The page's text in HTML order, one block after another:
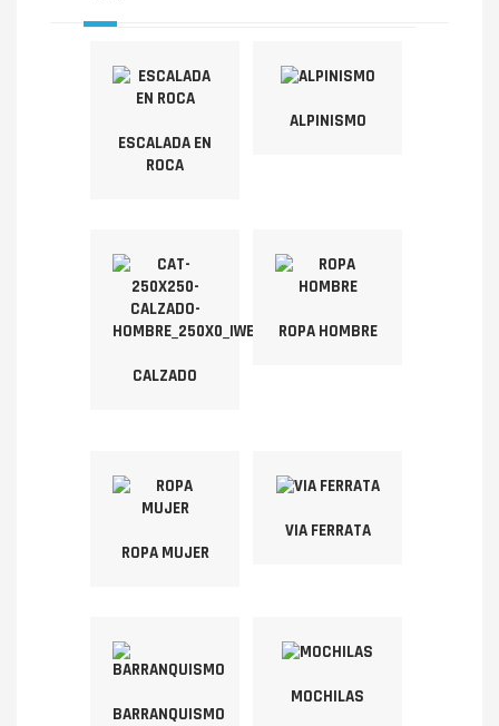
ESCALADA EN
ROCA
ALPINISMO
CALZADO
ROPA HOMBRE
ROPA MUJER
VIA FERRATA
BARRANQUISMO
MOCHILAS